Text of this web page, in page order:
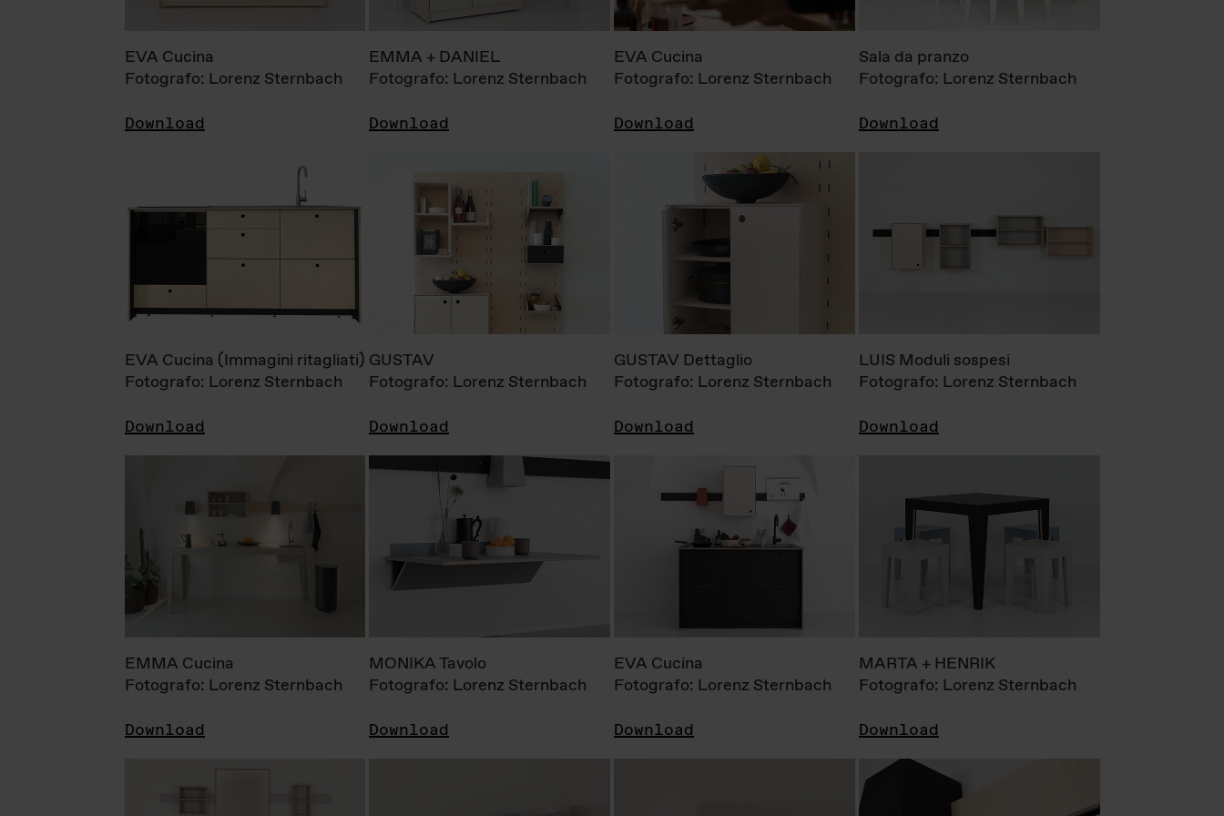
EVA Cucina
Fotografo: Lorenz Sternbach
Download
EMMA + DANIEL
Fotografo: Lorenz Sternbach
Download
EVA Cucina
Fotografo: Lorenz Sternbach
Download
Sala da pranzo
Fotografo: Lorenz Sternbach
Download
EVA Cucina (Immagini ritagliati)
Fotografo: Lorenz Sternbach
Download
GUSTAV
Fotografo: Lorenz Sternbach
Download
GUSTAV Dettaglio
Fotografo: Lorenz Sternbach
Download
LUIS Moduli sospesi
Fotografo: Lorenz Sternbach
Download
EMMA Cucina
Fotografo: Lorenz Sternbach
Download
MONIKA Tavolo
Fotografo: Lorenz Sternbach
Download
EVA Cucina
Fotografo: Lorenz Sternbach
Download
MARTA + HENRIK
Fotografo: Lorenz Sternbach
Download